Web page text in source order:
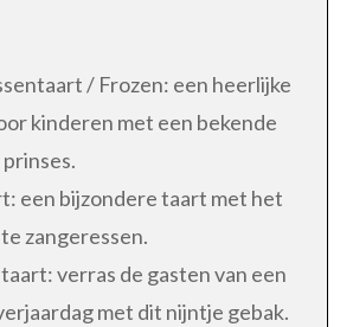
/ Frozen: een heerlijke
kinderen met een bekende
een bijzondere taart met het
zangeressen.
verras de gasten van een
met dit nijntje gebak.